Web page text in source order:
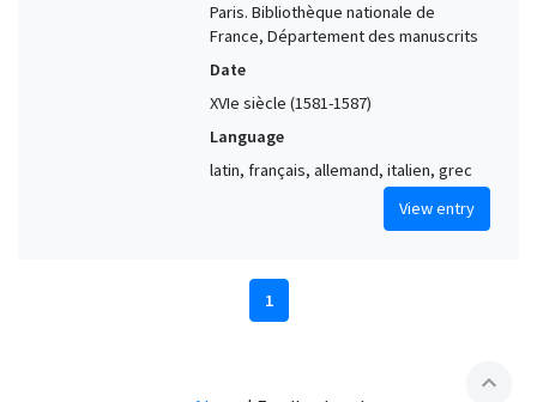
Paris. Bibliothèque nationale de
France, Département des manuscrits
Date
XVIe siècle (1581-1587)
Language
latin, français, allemand, italien, grec
View entry
1
expand_less